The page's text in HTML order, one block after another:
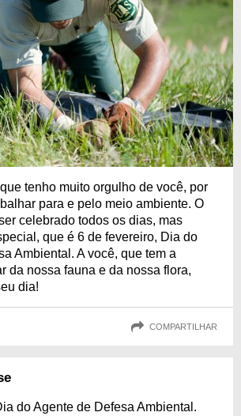
tenho muito orgulho de você, por
para e pelo meio ambiente. O
celebrado todos os dias, mas
que é 6 de fevereiro, Dia do
Ambiental. A você, que tem a
da nossa fauna e da nossa flora,
dia!
COMPARTILHAR
do Agente de Defesa Ambiental.